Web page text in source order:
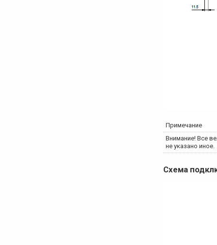
Примечание
Внимание! Все
не указано иное.
Схема